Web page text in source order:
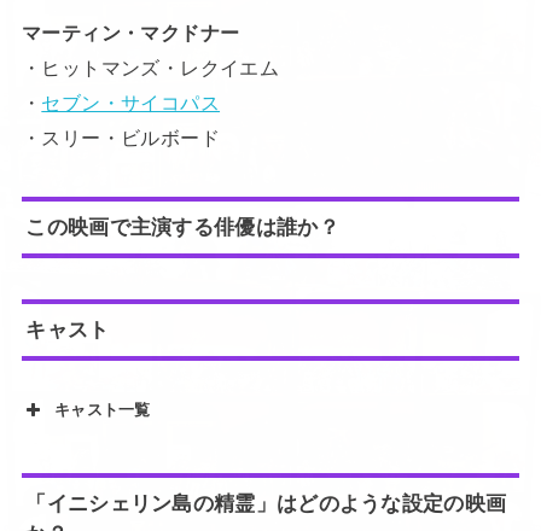
マーティン・マクドナー
・ヒットマンズ・レクイエム
・ セブン・サイコパス
・スリー・ビルボード
この映画で主演する俳優は誰か？
キャスト
キャスト一覧
「イニシェリン島の精霊」はどのような設定の映画